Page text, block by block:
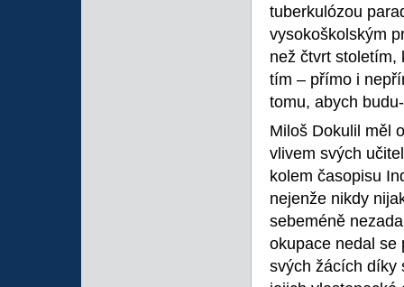
tuberkulózou
vysokoškolským
než čtvrt stoletím,
tím – přímo i
tomu, abych
Miloš Dokulil měl
vlivem svých
kolem časopisu
nejenže nikdy
sebeméně
okupace nedal se
svých žácích díky